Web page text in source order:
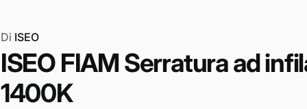
Di ISEO
ISEO FIAM Serratura ad
1400K